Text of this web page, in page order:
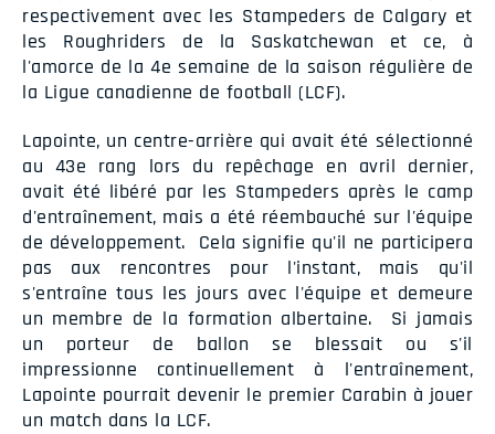
respectivement avec les Stampeders de Calgary et
les Roughriders de la Saskatchewan et ce, à
l'amorce de la 4e semaine de la saison régulière de
la Ligue canadienne de football (LCF).
Lapointe, un centre-arrière qui avait été sélectionné
au 43e rang lors du repêchage en avril dernier,
avait été libéré par les Stampeders après le camp
d'entraînement, mais a été réembauché sur l'équipe
de développement. Cela signifie qu'il ne participera
pas aux rencontres pour l'instant, mais qu'il
s'entraîne tous les jours avec l'équipe et demeure
un membre de la formation albertaine. Si jamais
un porteur de ballon se blessait ou s'il
impressionne continuellement à l'entraînement,
Lapointe pourrait devenir le premier Carabin à jouer
un match dans la LCF.